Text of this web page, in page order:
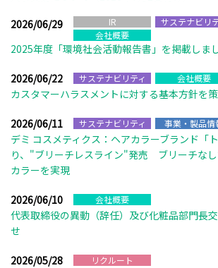
2026/06/29 IR
サステナビリ
会社概要
2025年度「環境社会活動報告書」を掲載しま
2026/06/22 サステナビリティ 会社概要
カスタマーハラスメントに対する基本方針を
2026/06/11 サステナビリティ 事業・製品情
デミ コスメティクス：ヘアカラーブランド「
り、"ブリーチレスライン"発売 ブリーチな
カラーを実現
2026/06/10 会社概要
代表取締役の異動（辞任）及び化粧品部門長
せ
2026/05/28 リクルート